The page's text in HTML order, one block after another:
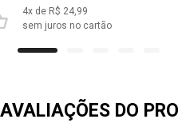
4x de R$ 24,99
sem juros no cartão
AVALIAÇÕES DO